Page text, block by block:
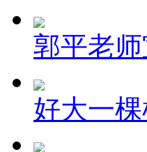
郭平老
好大一